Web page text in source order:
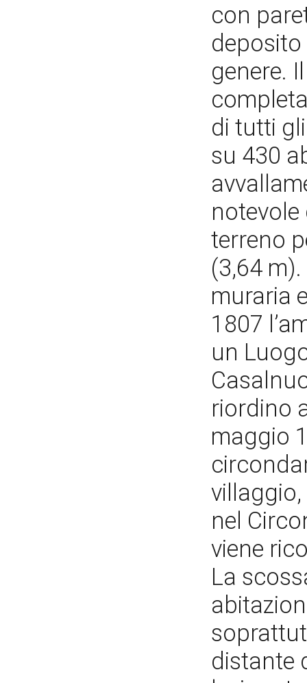
con
deposito
genere.
di tutti
su 430
terreno
(3,64
muraria
1807
un
riordino
maggio
nel
viene
La
distante